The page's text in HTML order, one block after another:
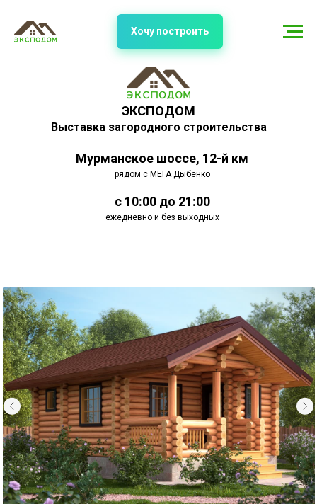
ЭКСПОДОМ
Выставка загородного строительства
Мурманское шоссе, 12-й км
рядом с МЕГА Дыбенко
с 10:00 до 21:00
ежедневно и без выходных
Хочу построить